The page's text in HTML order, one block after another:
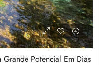
Potencial Em Dias